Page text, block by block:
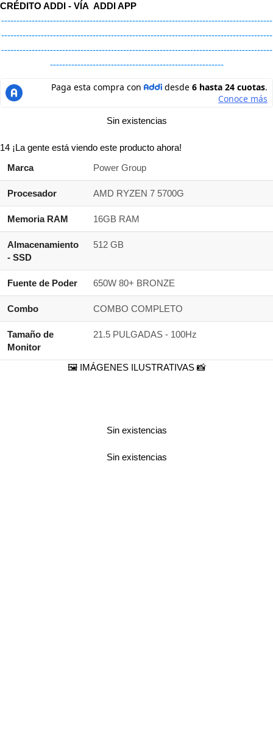
CRÉDITO ADDI - VÍA ADDI APP
-----------------------------------------------------------------------------------------
-----------------------------------------------------------------------------------------
-----------------------------------------------------------------------------------------
---------------------------------------------------------
Sin existencias
14 ¡La gente está viendo este producto ahora!
Marca
Power Group
Procesador AMD RYZEN 7 5700G
Memoria RAM 16GB RAM
Almacenamiento
- SSD
512 GB
Fuente de Poder 650W 80+ BRONZE
Combo COMBO COMPLETO
Tamaño de
Monitor
21.5 PULGADAS - 100Hz
🖼️ IMÁGENES ILUSTRATIVAS 📸
Sin existencias
Sin existencias